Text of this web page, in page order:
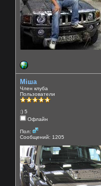
Міша
Член клуба
Пользователи
:) 5
Офлайн
Пол:
Сообщений: 1205